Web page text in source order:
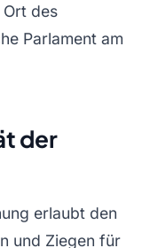
Ort des
Parlament am
der
erlaubt den
und Ziegen für